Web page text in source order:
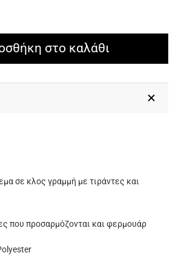
στο καλάθι
σε κλος γραμμή με τιράντες και
που προσαρμόζονται και φερμουάρ